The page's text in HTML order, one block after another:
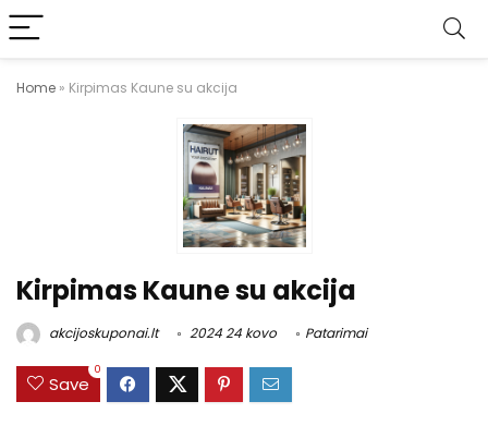
Home » Kirpimas Kaune su akcija
Kirpimas Kaune su akcija
akcijoskuponai.lt 2024 24 kovo Patarimai
Save
0